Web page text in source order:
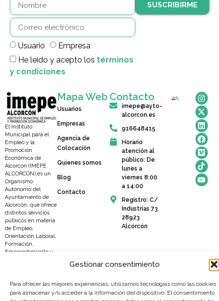
Gestionar consentimiento
Para ofrecer las mejores experiencias, utilizamos tecnologías como las cookies
para almacenar y/o acceder a la información del dispositivo. El consentimiento
Usuario
Empresa
He leido y acepto los términos
y condiciones
SUSCRIBIRME
El Instituto
Municipal para el
Empleo y la
Promoción
Económica de
Alcorcón (IMEPE
ALCORCÓN),es un
Organismo
Autónomo del
Ayuntamiento de
Alcorcón, que ofrece
distintos servicios
públicos en materia
de Empleo,
Orientación Laboral,
Formación,
Emprendimiento y
Compromiso con el
ciudadano,
profesionalidad y
Mapa Web
Usuarios
Empresas
Agencia de
Colocación
Quienes somos
Blog
Contacto
Contacto
imepe@ayto-
alcorcon.es
916648415
Horario
atención al
público: De
lunes a
viernes 8:00
a 14:00
Registro: C/
Industrias 73
28923
Alcorcón